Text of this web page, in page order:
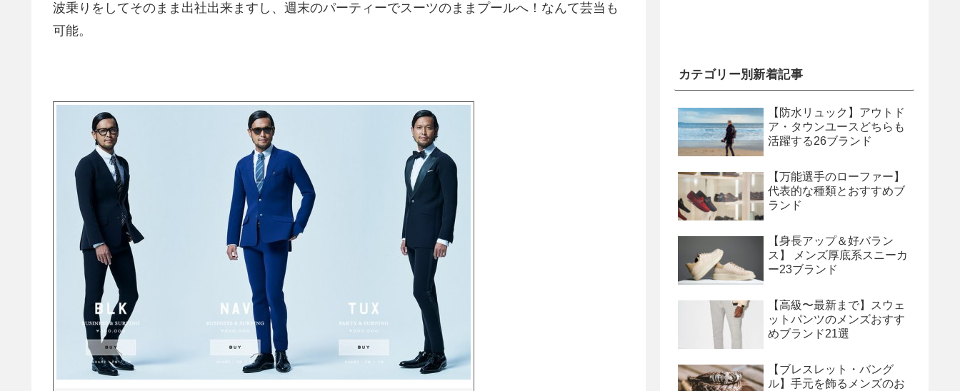
波乗りをしてそのまま出社出来ますし、週末のパーティーでスーツのままプールへ！なんて芸当も
可能。
カテゴリー別新着記事
【防水リュック】アウトド
ア・タウンユースどちらも
活躍する26ブランド
【万能選手のローファー】
代表的な種類とおすすめブ
ランド
【身長アップ＆好バラン
ス】 メンズ厚底系スニーカ
ー23ブランド
【高級〜最新まで】スウェ
ットパンツのメンズおすす
めブランド21選
【ブレスレット・バング
ル】手元を飾るメンズのお